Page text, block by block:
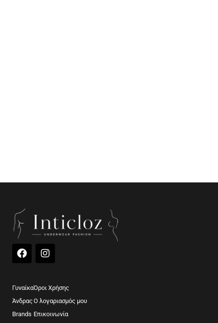
F
a
b
o
o
k
I
n
a
g
r
a
Γυναίκα
Άνδρας
Brands
Όροι Χρήσης
Ο λογαριασμός μου
Επικοινωνία